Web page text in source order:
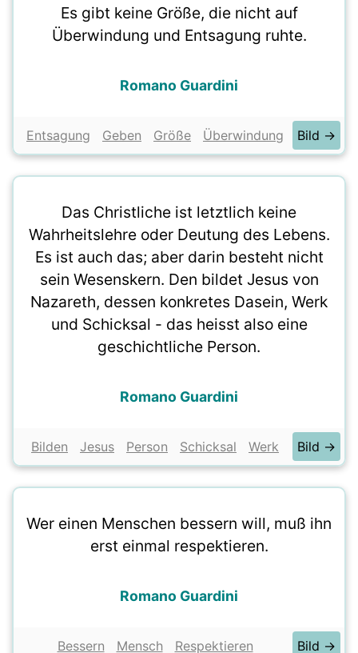
Es gibt keine Größe, die nicht auf
Überwindung und Entsagung ruhte.
Romano Guardini
Entsagung Geben Größe Überwindung Bild →
Das Christliche ist letztlich keine
Wahrheitslehre oder Deutung des Lebens.
Es ist auch das; aber darin besteht nicht
sein Wesenskern. Den bildet Jesus von
Nazareth, dessen konkretes Dasein, Werk
und Schicksal - das heisst also eine
geschichtliche Person.
Romano Guardini
Bilden Jesus Person Schicksal Werk Bild →
Wer einen Menschen bessern will, muß ihn
erst einmal respektieren.
Romano Guardini
Bessern Mensch Respektieren Bild →